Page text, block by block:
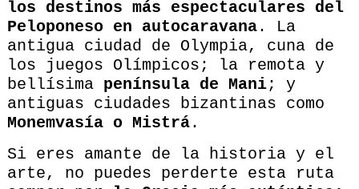
los destinos más espectaculares del
Peloponeso
en autocaravana. La
antigua ciudad de Olympia, cuna de
los juegos Olímpicos; la remota y
bellísima península de Mani; y
antiguas ciudades bizantinas como
Monemvasía o Mistrá.
Si eres amante de la historia y el
arte, no puedes perderte esta ruta